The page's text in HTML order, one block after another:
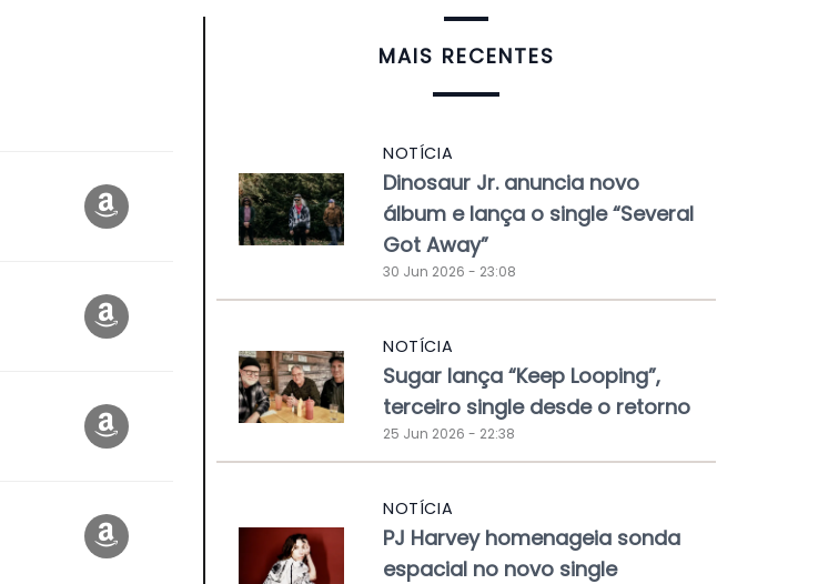
MAIS RECENTES
NOTÍCIA
Dinosaur Jr. anuncia novo
álbum e lança o single “Several
Got Away”
30 Jun 2026 - 23:08
NOTÍCIA
Sugar lança “Keep Looping”,
terceiro single desde o retorno
25 Jun 2026 - 22:38
NOTÍCIA
PJ Harvey homenageia sonda
espacial no novo single